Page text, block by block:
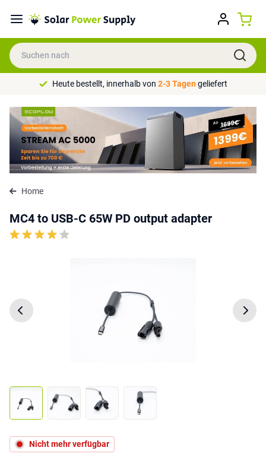
Heute bestellt, innerhalb von 2-3 Tagengeliefert
Home
MC4 to USB-C 65W PD output adapter
Nicht mehr verfügbar